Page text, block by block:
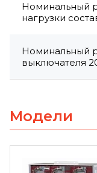
Номинальный
нагрузки
Номинальный
выключателя
Модели